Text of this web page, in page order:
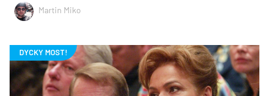
Martin Miko